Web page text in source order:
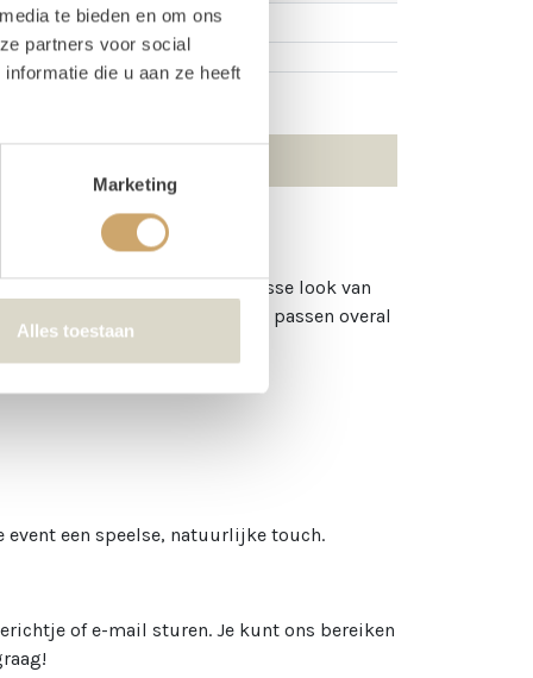
te bieden en om ons
partners voor social
die u aan ze heeft
Marketing
Alles toestaan
geen verwelking, wél een frisse look van
festival organiseert, ze passen overal
een speelse, natuurlijke touch.
of e-mail sturen. Je kunt ons bereiken